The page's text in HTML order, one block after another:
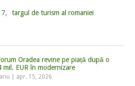
, targul de turism al romaniei
Oradea revine pe piață după o
mil. EUR în modernizare
apr. 15, 2026